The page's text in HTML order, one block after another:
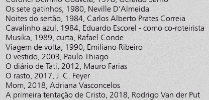
Os sete gatinhos, 1980, Neville D’Almeida
Noites do sertão, 1984, Carlos Alberto Prates Correia
Cavalinho azul, 1984, Eduardo Escorel - como co-roteirista
Musika, 1989, curta, Rafael Conde
Viagem de volta, 1990, Emiliano Ribeiro
O vestido, 2003, Paulo Thiago
O diário de Tati, 2012, Mauro Farias
O rasto, 2017, J. C. Feyer
Mom, 2018, Adriana Vasconcelos
A primeira tentação de Cristo, 2018, Rodrigo Van der Put